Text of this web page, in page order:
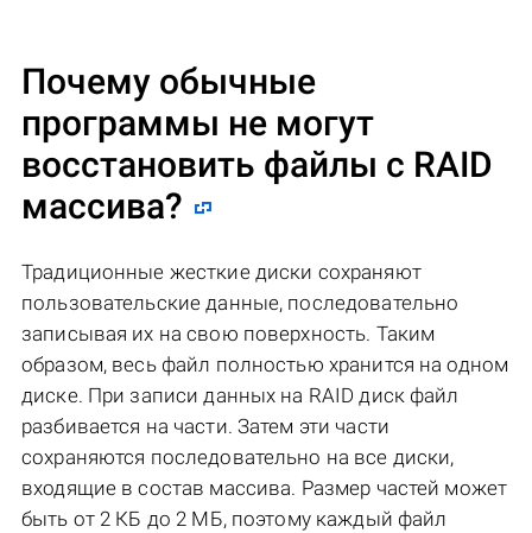
Почему обычные
программы не могут
восстановить файлы с RAID
массива?
Традиционные жесткие диски сохраняют
пользовательские данные, последовательно
записывая их на свою поверхность. Таким
образом, весь файл полностью хранится на одном
диске. При записи данных на RAID диск файл
разбивается на части. Затем эти части
сохраняются последовательно на все диски,
входящие в состав массива. Размер частей может
быть от 2 КБ до 2 МБ, поэтому каждый файл